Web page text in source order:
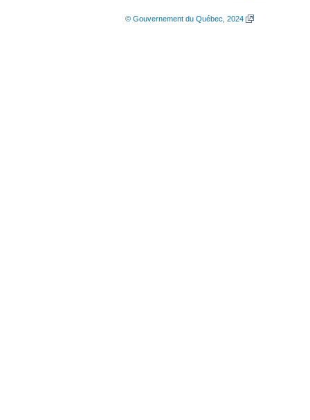
© Gouvernement du Québec, 2024